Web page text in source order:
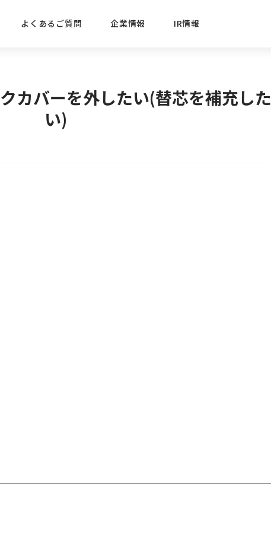
新商品
ブランド・シリーズでさがす
目的・シーンでさがす
おすすめコンテンツ
よくあるご質問 企業情報
経営方針
プレスリリース
ごあいさつ 主要関係会社
IR情報
IRニュース
IRライブラリ
株式情報
カバーを外したい(替芯を補充した
い)